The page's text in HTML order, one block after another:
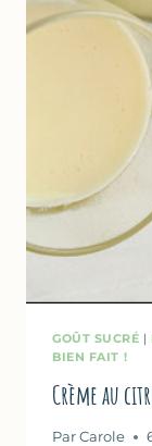
GOÛT SUCRÉ |
BIEN FAIT !
Crème au
Par Carole